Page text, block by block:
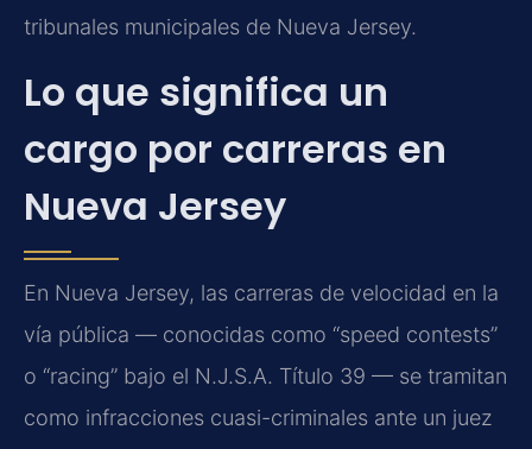
tribunales municipales de Nueva Jersey.
Lo que significa un
cargo por carreras en
Nueva Jersey
En Nueva Jersey, las carreras de velocidad en la
vía pública — conocidas como “speed contests”
o “racing” bajo el N.J.S.A. Título 39 — se tramitan
como infracciones cuasi-criminales ante un juez